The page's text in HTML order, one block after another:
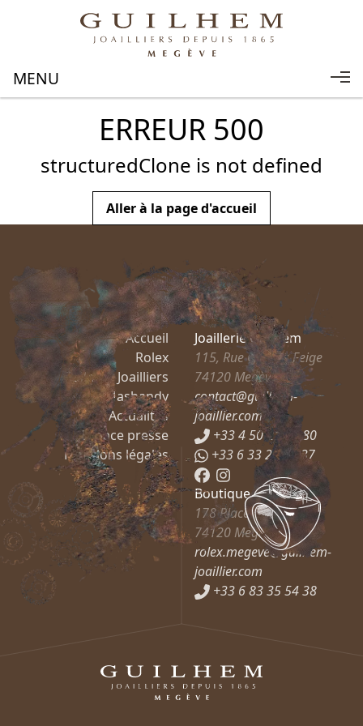
ERREUR 500
structuredClone is not defined
Aller à la page d'accueil
Accueil
Rolex
Guilhem Joailliers
Mashandy
Actualités
Espace presse
Mentions légales
Joaillerie Guilhem
115, Rue Charles Feige
74120 Megève
contact@guilhem-
joaillier.com
+33 4 50 21 66 80
+33 6 33 27 37 37
Boutique Rolex
178 Place de l’Église
74120 Megève
rolex.megeve@guilhem-
joaillier.com
+33 6 83 35 54 38